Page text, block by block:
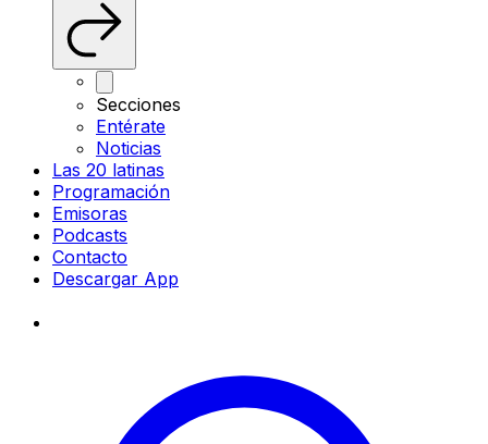
Secciones
Entérate
Noticias
Las 20 latinas
Programación
Emisoras
Podcasts
Contacto
Descargar App